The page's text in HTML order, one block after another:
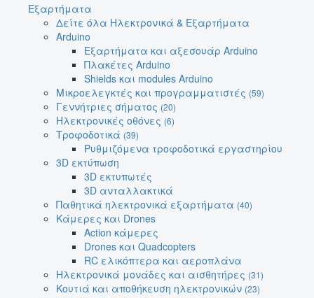
Εξαρτήματα
Δείτε όλα Ηλεκτρονικά & Εξαρτήματα
Arduino
Εξαρτήματα και αξεσουάρ Arduino
Πλακέτες Arduino
Shields και modules Arduino
Μικροελεγκτές και προγραμματιστές (59)
Γεννήτριες σήματος (20)
Ηλεκτρονικές οθόνες (6)
Τροφοδοτικά (39)
Ρυθμιζόμενα τροφοδοτικά εργαστηρίου
3D εκτύπωση
3D εκτυπωτές
3D ανταλλακτικά
Παθητικά ηλεκτρονικά εξαρτήματα (40)
Κάμερες και Drones
Action κάμερες
Drones και Quadcopters
RC ελικόπτερα και αεροπλάνα
Ηλεκτρονικά μονάδες και αισθητήρες (31)
Κουτιά και αποθήκευση ηλεκτρονικών (23)